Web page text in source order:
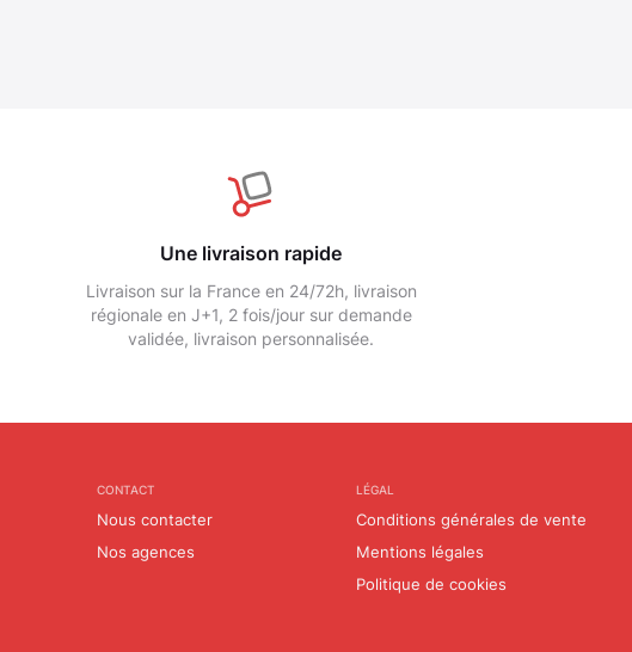
Une livraison rapide
Livraison sur la France en 24/72h, livraison
régionale en J+1, 2 fois/jour sur demande
validée, livraison personnalisée.
CONTACT
Nous contacter
Nos agences
LÉGAL
Conditions générales de vente
Mentions légales
Politique de cookies